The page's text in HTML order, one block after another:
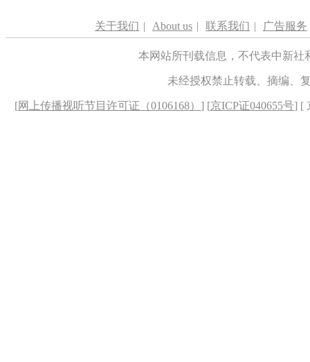
关于我们 | About us | 联系我们 | 广告服务
本网站所刊载信息，不代表中新
未经授权禁止转载、摘编、
[网上传播视听节目许可证（0106168） ] [京ICP证040655号] [